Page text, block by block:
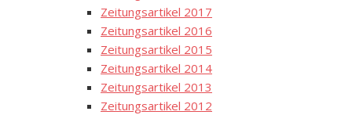
Zeitungsartikel 2017
Zeitungsartikel 2016
Zeitungsartikel 2015
Zeitungsartikel 2014
Zeitungsartikel 2013
Zeitungsartikel 2012